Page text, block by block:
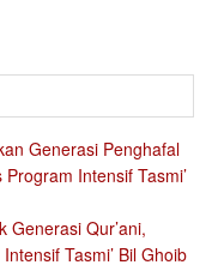
Generasi Penghafal
Intensif Tasmi’
Generasi Qur’ani,
Tasmi’ Bil Ghoib